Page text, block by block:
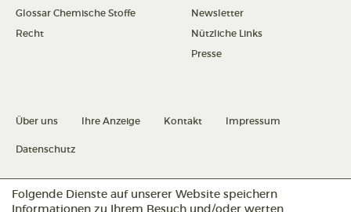
Glossar Chemische Stoffe
Recht
Newsletter
Nützliche Links
Presse
Über uns Ihre Anzeige Kontakt Impressum
Datenschutz
Datenschutz konfigurieren
Folgende Dienste auf unserer Website speichern
Informationen zu Ihrem Besuch und/oder werten